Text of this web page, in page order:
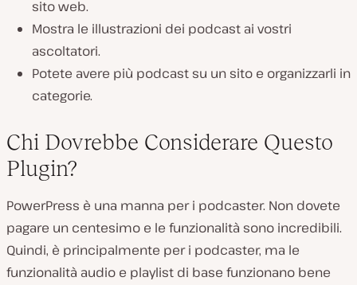
sito web.
Mostra le illustrazioni dei podcast ai vostri
ascoltatori.
Potete avere più podcast su un sito e organizzarli in
categorie.
Chi Dovrebbe Considerare Questo
Plugin?
PowerPress è una manna per i podcaster. Non dovete
pagare un centesimo e le funzionalità sono incredibili.
Quindi, è principalmente per i podcaster, ma le
funzionalità audio e playlist di base funzionano bene